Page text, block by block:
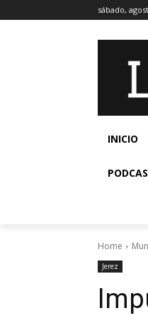
sábado,
INICIO
Home
Jerez